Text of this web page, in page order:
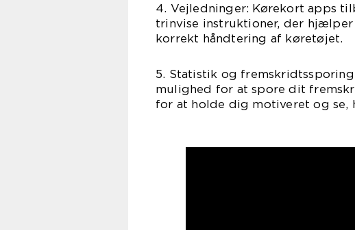
4. Vejledninger: Kørekort apps
trinvise instruktioner, der
korrekt håndtering af køretøjet.
5. Statistik og
mulighed for at spore dit
for at holde dig motiveret og